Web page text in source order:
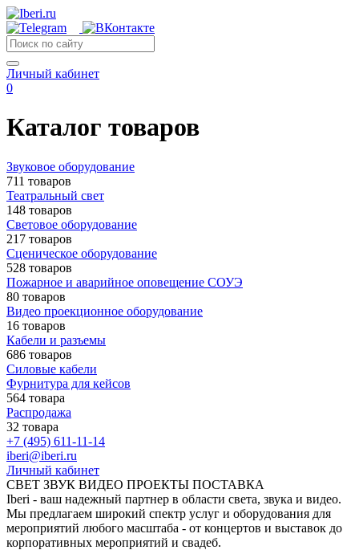
Личный кабинет
0
Каталог товаров
Звуковое оборудование
711 товаров
Театральный свет
148 товаров
Световое оборудование
217 товаров
Сценическое оборудование
528 товаров
Пожарное и аварийное оповещение СОУЭ
80 товаров
Видео проекционное оборудование
16 товаров
Кабели и разъемы
686 товаров
Силовые кабели
Фурнитура для кейсов
564 товара
Распродажа
32 товара
+7 (495) 611-11-14
iberi@iberi.ru
Личный кабинет
СВЕТ ЗВУК ВИДЕО ПРОЕКТЫ ПОСТАВКА
Iberi - ваш надежный партнер в области света, звука и видео.
Мы предлагаем широкий спектр услуг и оборудования для
мероприятий любого масштаба - от концертов и выставок до
корпоративных мероприятий и свадеб.